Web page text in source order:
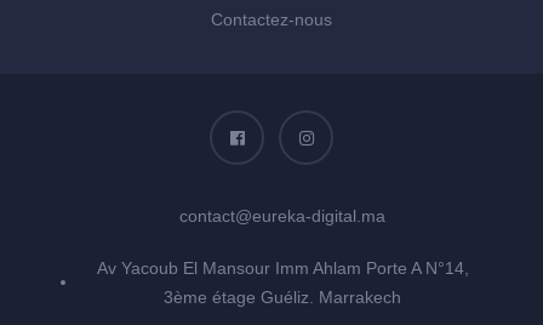
Contactez-nous
contact@eureka-digital.ma
Av Yacoub El Mansour Imm Ahlam Porte A N°14,
3ème étage Guéliz. Marrakech